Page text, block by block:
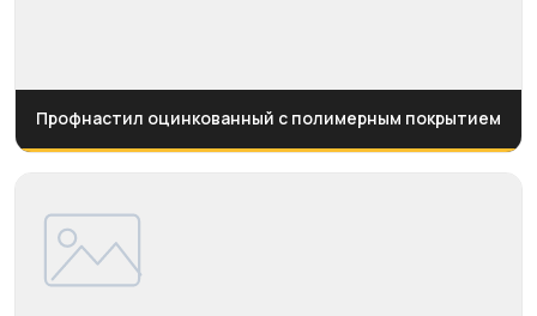
Профнастил оцинкованный с полимерным покрытием